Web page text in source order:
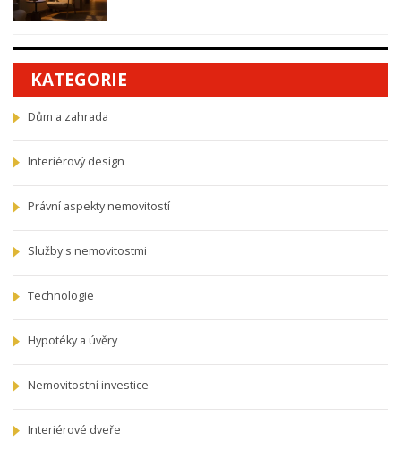
KATEGORIE
Dům a zahrada
Interiérový design
Právní aspekty nemovitostí
Služby s nemovitostmi
Technologie
Hypotéky a úvěry
Nemovitostní investice
Interiérové dveře